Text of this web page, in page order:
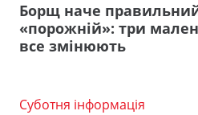
Борщ наче
«порожній»: три
все змінюють
Суботня інформація